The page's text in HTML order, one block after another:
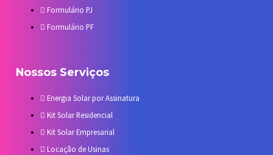
Formulário PJ
Formulário PF
Nossos Serviços
Energia Solar por Assinatura
Kit Solar Residencial
Kit Solar Empresarial
Locação de Usinas